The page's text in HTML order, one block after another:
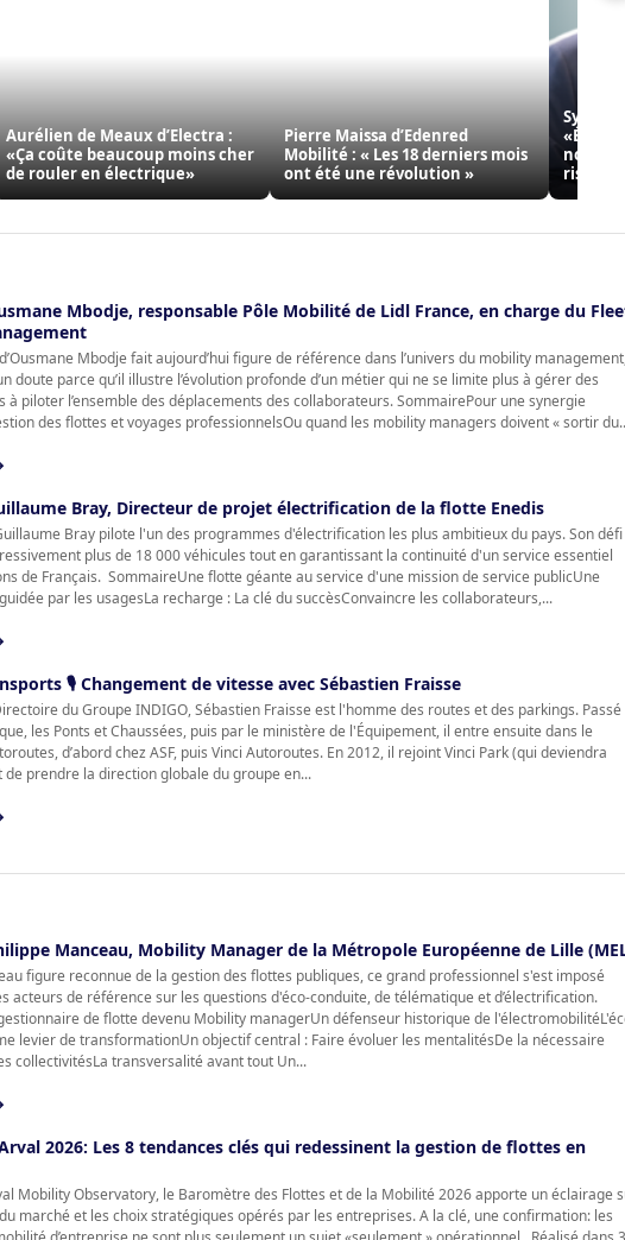
Aurélien de Meaux d’Electra :
«Ça coûte beaucoup moins cher
de rouler en électrique»
Pierre Maissa d’Edenred
Mobilité : « Les 18 derniers mois
ont été une révolution »
Sylvain
notre
risque »
Mbodje, responsable Pôle Mobilité de Lidl France, en charge du
Mbodje fait aujourd’hui figure de référence dans l’univers du mobility
doute parce qu’il illustre l’évolution profonde d’un métier qui ne se limite plus à gérer des
à piloter l’ensemble des déplacements des collaborateurs. SommairePour une synergie
des flottes et voyages professionnelsOu quand les mobility managers doivent « sortir
Bray, Directeur de projet électrification de la flotte Enedis
Bray pilote l'un des programmes d'électrification les plus ambitieux du pays. Son défi
plus de 18 000 véhicules tout en garantissant la continuité d'un service essentiel
de Français. SommaireUne flotte géante au service d'une mission de service publicUne
par les usagesLa recharge : La clé du succèsConvaincre les collaborateurs,...
🎙️ Changement de vitesse avec Sébastien Fraisse
du Groupe INDIGO, Sébastien Fraisse est l'homme des routes et des parkings. Passé
les Ponts et Chaussées, puis par le ministère de l'Équipement, il entre ensuite dans le
d’abord chez ASF, puis Vinci Autoroutes. En 2012, il rejoint Vinci Park (qui deviendra
de prendre la direction globale du groupe en...
Manceau, Mobility Manager de la Métropole Européenne de Lille
figure reconnue de la gestion des flottes publiques, ce grand professionnel s'est imposé
acteurs de référence sur les questions d'éco-conduite, de télématique et d’électrification.
de flotte devenu Mobility managerUn défenseur historique de
levier de transformationUn objectif central : Faire évoluer les mentalitésDe la nécessaire
collectivitésLa transversalité avant tout Un...
2026: Les 8 tendances clés qui redessinent la gestion de flottes en
Mobility Observatory, le Baromètre des Flottes et de la Mobilité 2026 apporte un éclairage
marché et les choix stratégiques opérés par les entreprises. A la clé, une confirmation: les